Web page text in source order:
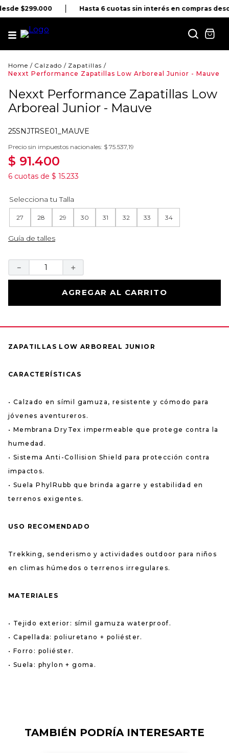
$299.000 Hasta 6 cuotas sin interés en compras
Calzado
Zapatillas
Nexxt Performance Zapatillas Low Arboreal Junior - Mauve
Nexxt Performance Zapatillas Low
Arboreal Junior - Mauve
25SNJTRSE01_MAUVE
Precio sin impuestos nacionales: $ 75.537,19
$ 91.400
6 cuotas de $ 15.233
27 28 29 30 31 32 33 34
Guía de talles
＋
－
AGREGAR AL CARRITO
ZAPATILLAS LOW ARBOREAL JUNIOR
CARACTERÍSTICAS
• Calzado en símil gamuza, resistente y cómodo para
jóvenes aventureros.
• Membrana DryTex impermeable que protege contra la
humedad.
• Sistema Anti-Collision Shield para protección contra
impactos.
• Suela PhylRubb que brinda agarre y estabilidad en
terrenos exigentes.
USO RECOMENDADO
Trekking, senderismo y actividades outdoor para niños
en climas húmedos o terrenos irregulares.
MATERIALES
• Tejido exterior: símil gamuza waterproof.
• Capellada: poliuretano + poliéster.
• Forro: poliéster.
• Suela: phylon + goma.
TAMBIÉN PODRÍA INTERESARTE